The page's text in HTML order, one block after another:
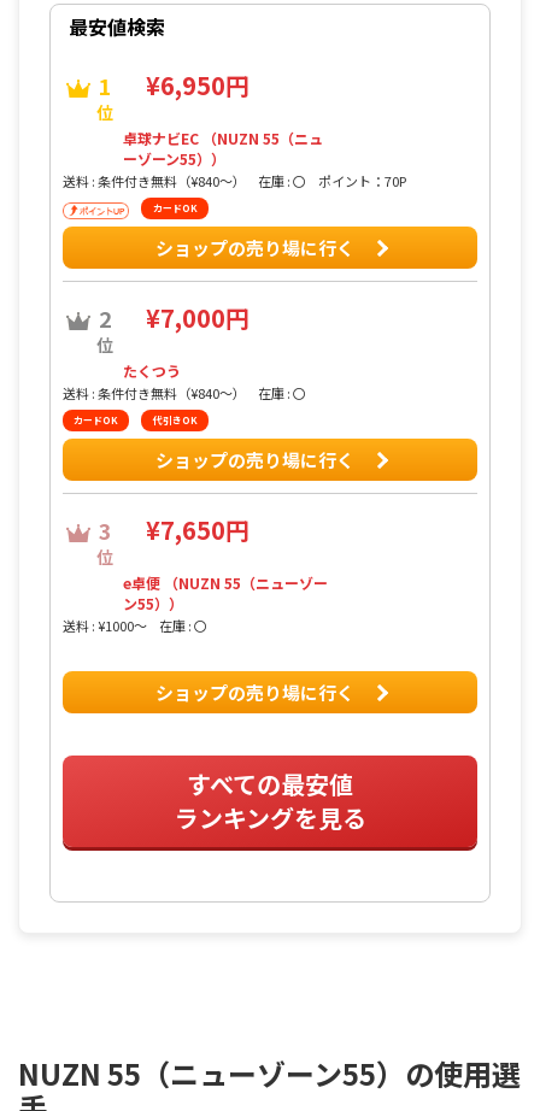
最安値検索
1
位
¥6,950円
卓球ナビEC （NUZN 55（ニュ
ーゾーン55））
送料 : 条件付き無料（¥840〜） 在庫 : 〇 ポイント：70P
カードOK
ショップの売り場に行く
2
位
¥7,000円
たくつう
送料 : 条件付き無料（¥840〜） 在庫 : 〇
カードOK 代引きOK
ショップの売り場に行く
3
位
¥7,650円
e卓便 （NUZN 55（ニューゾー
ン55））
送料 : ¥1000〜 在庫 : 〇
ショップの売り場に行く
すべての最安値
ランキングを見る
NUZN 55（ニューゾーン55）の使用選